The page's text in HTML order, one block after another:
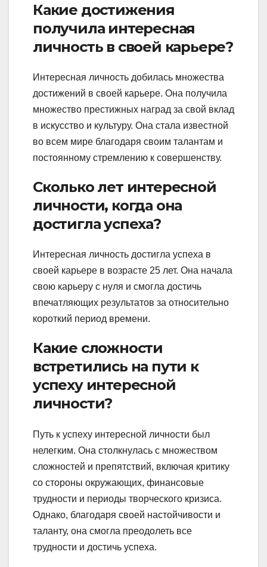
Какие достижения
получила интересная
личность в своей карьере?
Интересная личность добилась множества
достижений в своей карьере. Она получила
множество престижных наград за свой вклад
в искусство и культуру. Она стала известной
во всем мире благодаря своим талантам и
постоянному стремлению к совершенству.
Сколько лет интересной
личности, когда она
достигла успеха?
Интересная личность достигла успеха в
своей карьере в возрасте 25 лет. Она начала
свою карьеру с нуля и смогла достичь
впечатляющих результатов за относительно
короткий период времени.
Какие сложности
встретились на пути к
успеху интересной
личности?
Путь к успеху интересной личности был
нелегким. Она столкнулась с множеством
сложностей и препятствий, включая критику
со стороны окружающих, финансовые
трудности и периоды творческого кризиса.
Однако, благодаря своей настойчивости и
таланту, она смогла преодолеть все
трудности и достичь успеха.